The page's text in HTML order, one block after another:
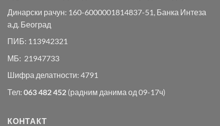
Динарски рачун: 160-6000001814837-51, Банка Интеза
а.д. Београд
ПИБ: 113942321
МБ: 21947733
Шифра делатности: 4791
Тел: 063 482 452 (радним данима од 09-17ч)
КОНТАКТ